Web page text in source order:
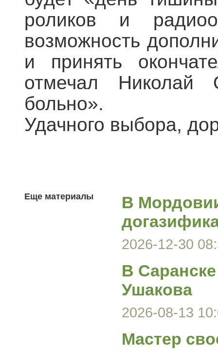
роликов и
возможность
и принять
отмечал Николай
больно».
Удачного выбора,
Еще материалы
В
2026-12-30
В
Ушакова
2026-08-13
Мастер